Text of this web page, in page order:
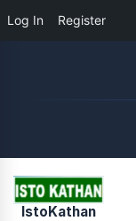
Log In Register
Quick Links
IstoKathan